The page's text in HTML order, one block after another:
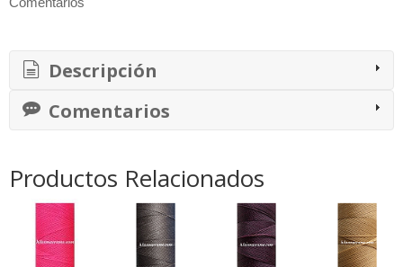
Descripción
Comentarios
Productos Relacionados